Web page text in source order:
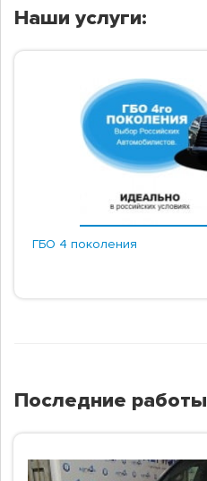
Наши услуги:
ГБО 4 поколения
Последние работы